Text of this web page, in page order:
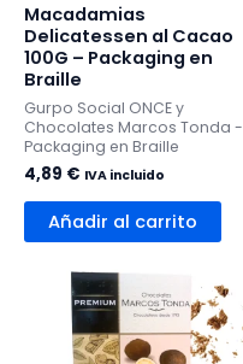
Macadamias
Delicatessen al Cacao
100G – Packaging en
Braille
Gurpo Social ONCE y
Chocolates Marcos Tonda -
Packaging en Braille
4,89 € IVA incluido
Añadir al carrito